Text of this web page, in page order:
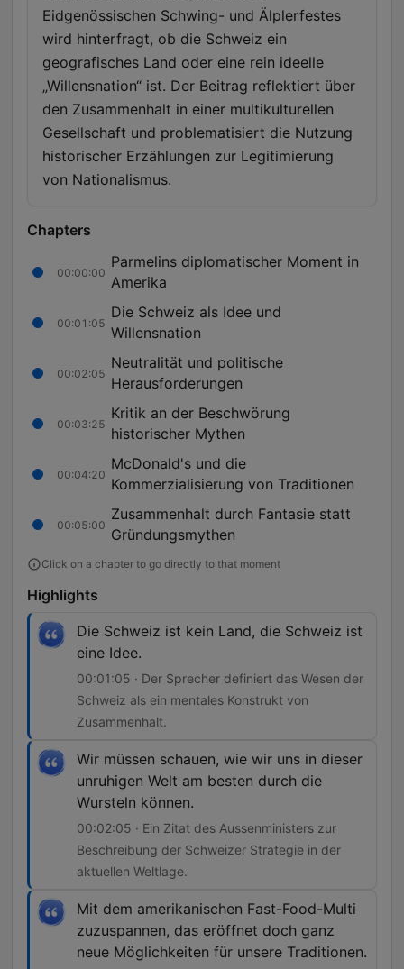
Eidgenössischen Schwing- und Älplerfestes
wird hinterfragt, ob die Schweiz ein
geografisches Land oder eine rein ideelle
„Willensnation“ ist. Der Beitrag reflektiert über
den Zusammenhalt in einer multikulturellen
Gesellschaft und problematisiert die Nutzung
historischer Erzählungen zur Legitimierung
von Nationalismus.
Chapters
00:00:00
Parmelins diplomatischer Moment in
Amerika
00:01:05
Die Schweiz als Idee und
Willensnation
00:02:05
Neutralität und politische
Herausforderungen
00:03:25
Kritik an der Beschwörung
historischer Mythen
00:04:20
McDonald's und die
Kommerzialisierung von Traditionen
00:05:00
Zusammenhalt durch Fantasie statt
Gründungsmythen
Click on a chapter to go directly to that moment
Highlights
Die Schweiz ist kein Land, die Schweiz ist
eine Idee.
00:01:05 · Der Sprecher definiert das Wesen der
Schweiz als ein mentales Konstrukt von
Zusammenhalt.
Wir müssen schauen, wie wir uns in dieser
unruhigen Welt am besten durch die
Wursteln können.
00:02:05 · Ein Zitat des Aussenministers zur
Beschreibung der Schweizer Strategie in der
aktuellen Weltlage.
Mit dem amerikanischen Fast-Food-Multi
zuzuspannen, das eröffnet doch ganz
neue Möglichkeiten für unsere Traditionen.